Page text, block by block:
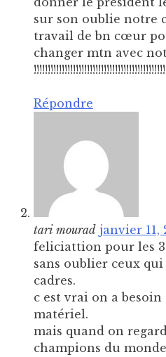
sur son oublie notre
travail de bn cœur
changer mtn avec
Répondre
tari mourad janvier 11,
feliciattion pour les 3
sans oublier ceux
cadres.
c est vrai on a
matériel.
mais quand on
champions du